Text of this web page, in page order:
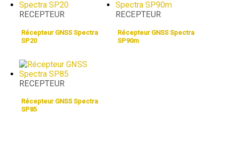
RECEPTEUR
Récepteur GNSS Spectra
SP20
RECEPTEUR
Récepteur GNSS Spectra
SP90m
RECEPTEUR
Récepteur GNSS Spectra
SP85